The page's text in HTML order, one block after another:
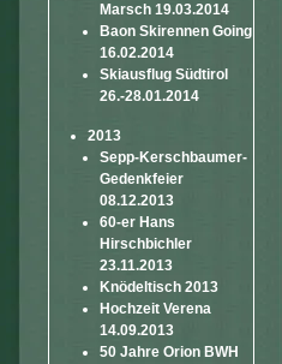
Marsch 19.03.2014
Baon Skirennen Going
16.02.2014
Skiausflug Südtirol
26.-28.01.2014
2013
Sepp-Kerschbaumer-
Gedenkfeier
08.12.2013
60-er Hans
Hirschbichler
23.11.2013
Knödeltisch 2013
Hochzeit Verena
14.09.2013
50 Jahre Orion BWH